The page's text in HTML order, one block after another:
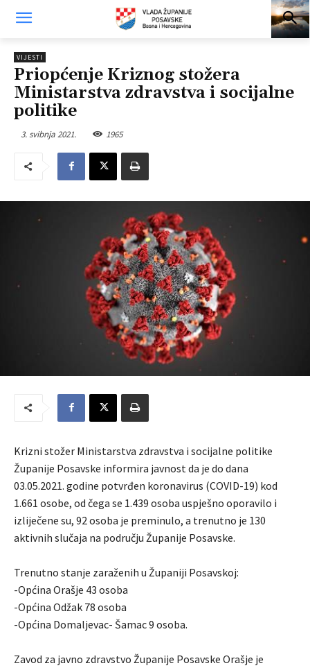
VIJESTI
Priopćenje Kriznog stožera
Ministarstva zdravstva i socijalne
politike
3. svibnja 2021. 1965
Krizni stožer Ministarstva zdravstva i socijalne politike
Županije Posavske informira javnost da je do dana
03.05.2021. godine potvrđen koronavirus (COVID-19) kod
1.661 osobe, od čega se 1.439 osoba uspješno oporavilo i
izliječene su, 92 osoba je preminulo, a trenutno je 130
aktivnih slučaja na području Županije Posavske.
Trenutno stanje zaraženih u Županiji Posavskoj:
-Općina Orašje 43 osoba
-Općina Odžak 78 osoba
-Općina Domaljevac- Šamac 9 osoba.
Zavod za javno zdravstvo Županije Posavske Orašje je